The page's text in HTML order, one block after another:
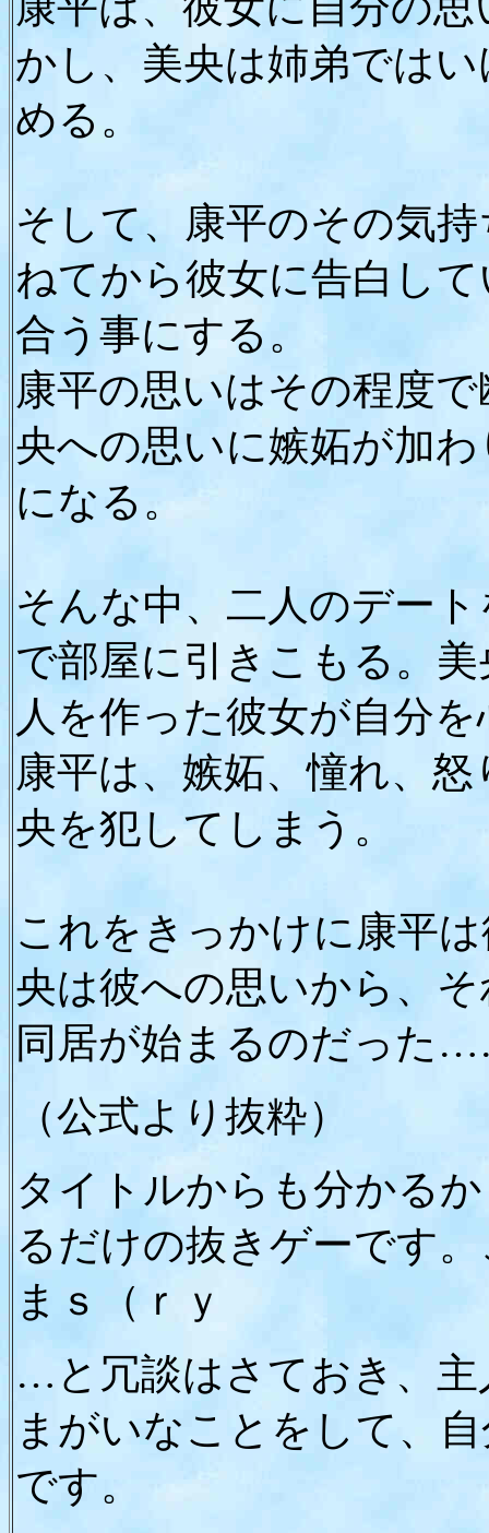
かし、美央は姉弟では
める。
そして、康平のその気
ねてから彼女に告白し
合う事にする。
康平の思いはその程度
央への思いに嫉妬が加
になる。
そんな中、二人のデー
で部屋に引きこもる。
人を作った彼女が自分
康平は、嫉妬、憧れ、
央を犯してしまう。
これをきっかけに康平
央は彼への思いから、
同居が始まるのだった
（公式より抜粋）
タイトルからも分かる
るだけの抜きゲーです
まｓ（ｒｙ
…と冗談はさておき、
まがいなことをして、
です。